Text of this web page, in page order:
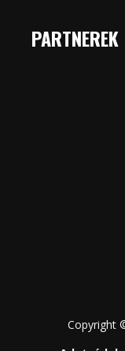
PARTNEREK
Copyright